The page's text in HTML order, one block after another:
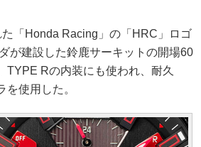
「Honda Racing」の「HRC」ロゴ
が建設した鈴鹿サーキットの開場60
TYPE Rの内装にも使われ、耐久
使用した。